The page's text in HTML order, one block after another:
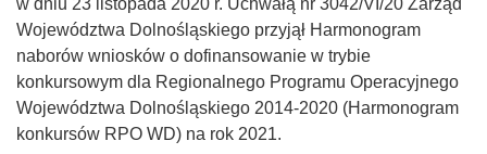
w dniu 23 listopada 2020 r. Uchwałą nr 3042/VI/20 Zarząd
Województwa Dolnośląskiego przyjął Harmonogram
naborów wniosków o dofinansowanie w trybie
konkursowym dla Regionalnego Programu Operacyjnego
Województwa Dolnośląskiego 2014-2020 (Harmonogram
konkursów RPO WD) na rok 2021.